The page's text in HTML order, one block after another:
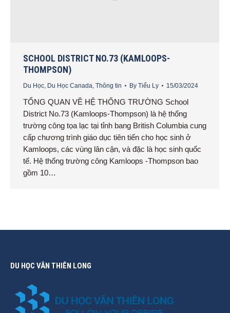
SCHOOL DISTRICT NO.73 (KAMLOOPS-
THOMPSON)
Du Học Du Học Canada Thông tin By Tiểu Ly 15/03/2024
TỔNG QUAN VỀ HỆ THỐNG TRƯỜNG School
District No.73 (Kamloops-Thompson) là hệ thống
trường công tọa lạc tại tỉnh bang British Columbia cung
cấp chương trình giáo dục tiên tiến cho học sinh ở
Kamloops, các vùng lân cận, và đặc là học sinh quốc
tế. Hệ thống trường công Kamloops -Thompson bao
gồm 10…
DU HỌC VÂN THIÊN LONG